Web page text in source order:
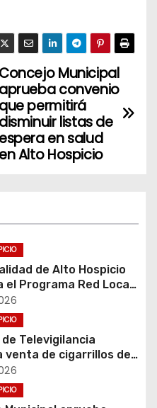
Concejo Municipal
aprueba convenio
que permitirá
disminuir listas de
espera en salud
en Alto Hospicio
de Alto Hospicio
el Programa Red Local
y Cuidados
Televigilancia
venta de cigarrillos de
y permite
de más de 3 mil